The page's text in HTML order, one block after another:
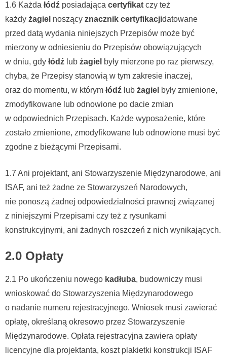
1.6 Każda łódź posiadająca certyfikat czy też
każdy żagiel noszący znacznik certyfikacjidatowane
przed datą wydania niniejszych Przepisów może być
mierzony w odniesieniu do Przepisów obowiązujących
w dniu, gdy łódź lub żagiel były mierzone po raz pierwszy,
chyba, że Przepisy stanowią w tym zakresie inaczej,
oraz do momentu, w którym łódź lub żagiel były zmienione,
zmodyfikowane lub odnowione po dacie zmian
w odpowiednich Przepisach. Każde wyposażenie, które
zostało zmienione, zmodyfikowane lub odnowione musi być
zgodne z bieżącymi Przepisami.
1.7 Ani projektant, ani Stowarzyszenie Międzynarodowe, ani
ISAF, ani też żadne ze Stowarzyszeń Narodowych,
nie ponoszą żadnej odpowiedzialności prawnej związanej
z niniejszymi Przepisami czy też z rysunkami
konstrukcyjnymi, ani żadnych roszczeń z nich wynikających.
2.0 Opłaty
2.1 Po ukończeniu nowego kadłuba, budowniczy musi
wnioskować do Stowarzyszenia Międzynarodowego
o nadanie numeru rejestracyjnego. Wniosek musi zawierać
opłatę, określaną okresowo przez Stowarzyszenie
Międzynarodowe. Opłata rejestracyjna zawiera opłaty
licencyjne dla projektanta, koszt plakietki konstrukcji ISAF